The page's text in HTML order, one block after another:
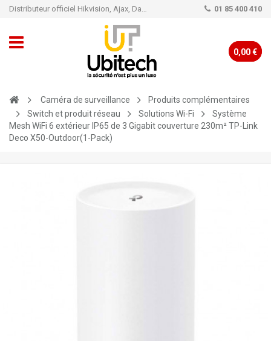
Distributeur officiel Hikvision, Ajax, Dahua, TP-Link - Caméra de vidéo surveillance - Alarme 01 85 400 410
0,00 €
Caméra de surveillance
Produits complémentaires
Switch et produit réseau
Solutions Wi-Fi
Système
Mesh WiFi 6 extérieur IP65 de 3 Gigabit couverture 230m² TP-Link
Deco X50-Outdoor(1-Pack)